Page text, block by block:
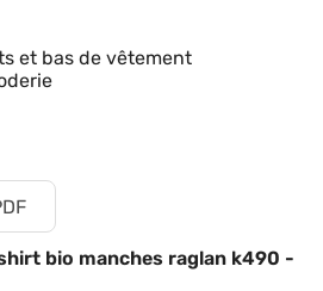
et bas de vêtement
bio manches raglan k490 -